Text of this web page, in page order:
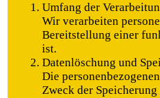
Umfang der
Wir verarbeiten
Bereitstellung einer
ist.
Datenlöschung und
Die
Zweck der